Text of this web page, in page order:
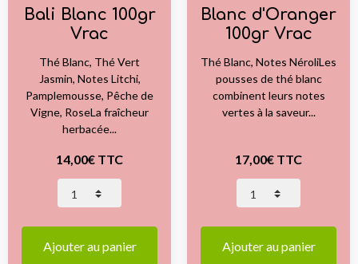
Bali Blanc 100gr
Vrac
Thé Blanc, Thé Vert
Jasmin, Notes Litchi,
Pamplemousse, Pêche de
Vigne, RoseLa fraîcheur
herbacée...
14,00€ TTC
Ajouter au panier
Blanc d'Oranger
100gr Vrac
Thé Blanc, Notes NéroliLes
pousses de thé blanc
combinent leurs notes
vertes à la saveur...
17,00€ TTC
Ajouter au panier